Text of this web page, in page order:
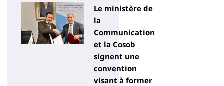
Le ministère de
la
Communication
et la Cosob
signent une
convention
visant à former